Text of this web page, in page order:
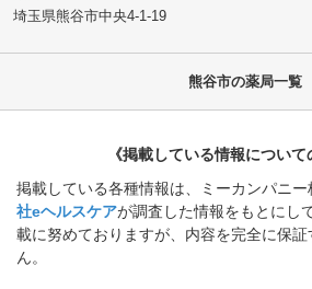
埼玉県熊谷市中央4-1-19
熊谷市の薬局一覧
《掲載している情報について
掲載している各種情報は、ミーカンパニ
社eヘルスケアが調査した情報をもとにし
載に努めておりますが、内容を完全に保
ん。